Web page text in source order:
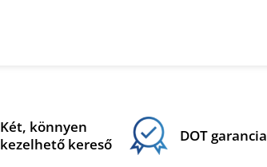
Két, könnyen
kezelhető kereső
DOT garancia